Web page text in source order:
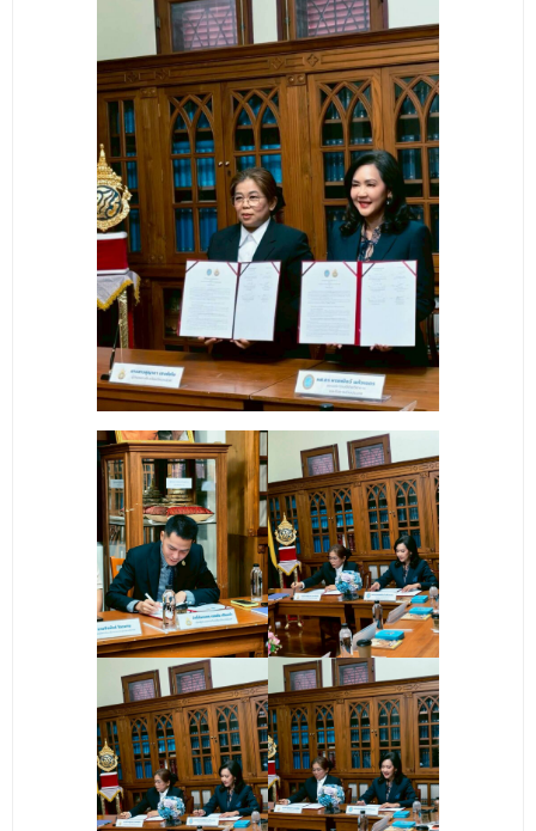
- ข่าวประชาสัมพันธ์
- กิจกรรม
- ข่าวประชาสัมพันธ์ภายนอก
- ทุน/สมัครงาน/ศึกษาต่อ
วารสารคณะ
ผลงานคณะ
- ฐานข้อมูลงานวิจัย
- การจัดการความรู้ (KM Scitech)
- โครงการบริหารจัดการพื้นที่ 10 ไร่ ด้านหลังโรงสีข้าว
สวนดุสิต จังหวัดปราจีนบุรี
- โครงการส่งเสริมการปลูกกล้วยเล็บมือนางฯ
- ผลงาน/รางวัล
- SDU Zero Waste
- งานวิจัย/นวัตกรรม